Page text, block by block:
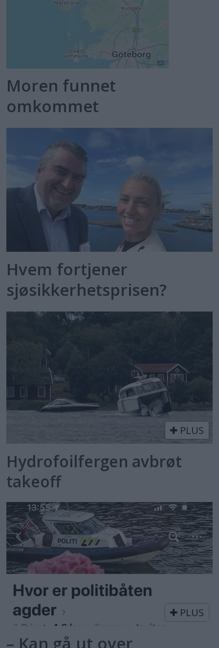
Moren funnet
omkommet
Hvem fortjener
sjøsikkerhetsprisen?
PLUS
Hydrofoilfergen avbrøt
takeoff
PLUS
– Kan gå ut over